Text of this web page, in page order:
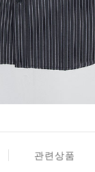
관련상품